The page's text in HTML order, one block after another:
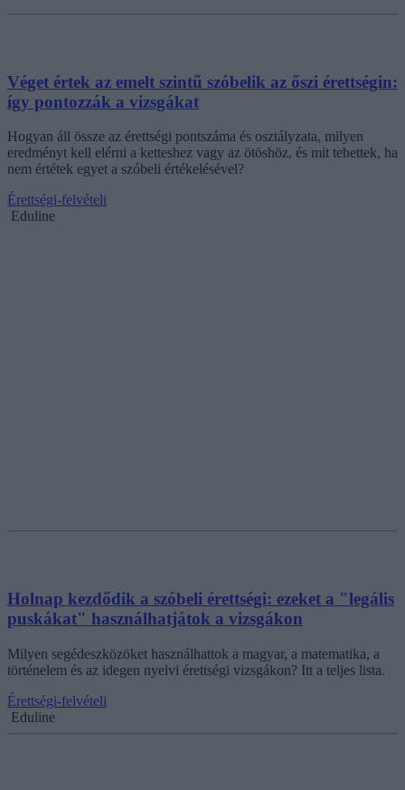
Véget értek az emelt szintű szóbelik az őszi érettségin:
így pontozzák a vizsgákat
Hogyan áll össze az érettségi pontszáma és osztályzata, milyen
eredményt kell elérni a ketteshez vagy az ötöshöz, és mit tehettek, ha
nem értétek egyet a szóbeli értékelésével?
Érettségi-felvételi
Eduline
Holnap kezdődik a szóbeli érettségi: ezeket a "legális
puskákat" használhatjátok a vizsgákon
Milyen segédeszközöket használhattok a magyar, a matematika, a
történelem és az idegen nyelvi érettségi vizsgákon? Itt a teljes lista.
Érettségi-felvételi
Eduline